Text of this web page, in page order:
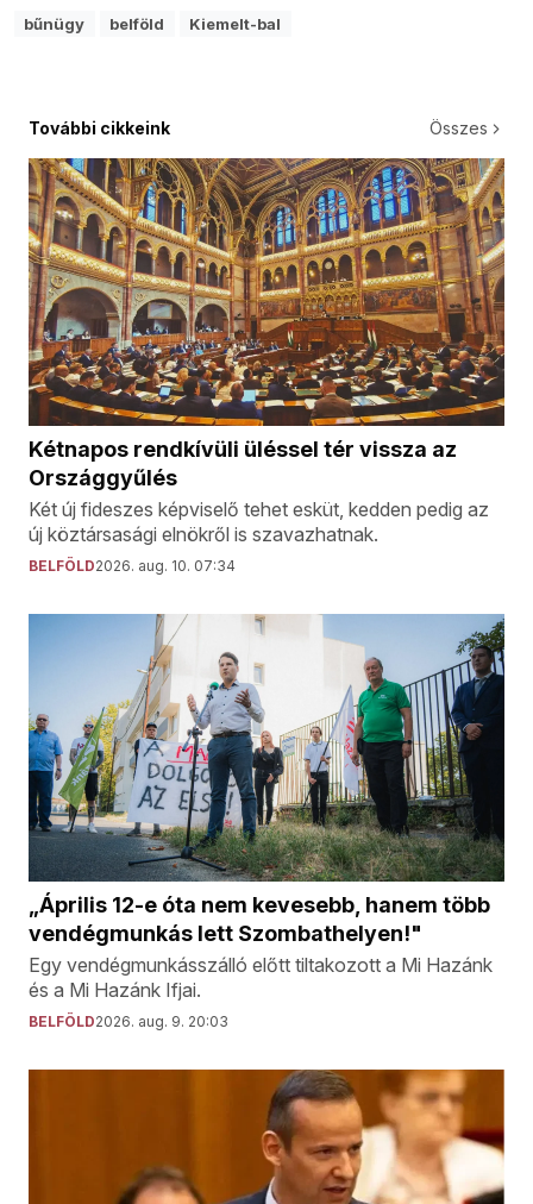
bűnügy belföld Kiemelt-bal
További cikkeink Összes
Kétnapos rendkívüli üléssel tér vissza az
Országgyűlés
Két új fideszes képviselő tehet esküt, kedden pedig az
új köztársasági elnökről is szavazhatnak.
BELFÖLD2026. aug. 10. 07:34
„Április 12-e óta nem kevesebb, hanem több
vendégmunkás lett Szombathelyen!"
Egy vendégmunkásszálló előtt tiltakozott a Mi Hazánk
és a Mi Hazánk Ifjai.
BELFÖLD2026. aug. 9. 20:03